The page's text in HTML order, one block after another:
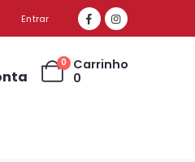
Entrar
0
Carrinho
0